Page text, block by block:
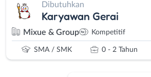
Dibutuhkan
Karyawan Gerai
Mixue & Group Kompetitif
SMA / SMK 0 - 2 Tahun